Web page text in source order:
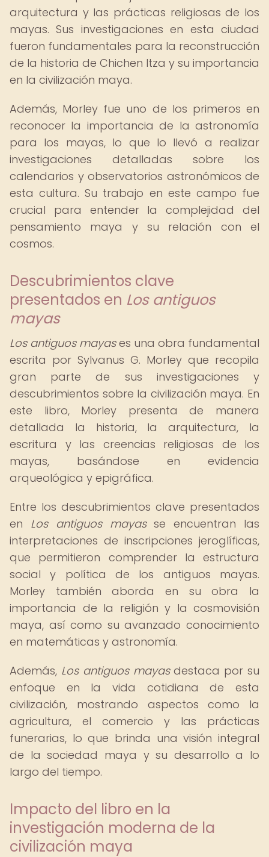
arquitectura y las prácticas religiosas de los
mayas. Sus investigaciones en esta ciudad
fueron fundamentales para la reconstrucción
de la historia de Chichen Itza y su importancia
en la civilización maya.
Además, Morley fue uno de los primeros en
reconocer la importancia de la astronomía
para los mayas, lo que lo llevó a realizar
investigaciones detalladas sobre los
calendarios y observatorios astronómicos de
esta cultura. Su trabajo en este campo fue
crucial para entender la complejidad del
pensamiento maya y su relación con el
cosmos.
Descubrimientos clave
presentados en Los antiguos
mayas
Los antiguos mayases una obra fundamental
escrita por Sylvanus G. Morley que recopila
gran parte de sus investigaciones y
descubrimientos sobre la civilización maya. En
este libro, Morley presenta de manera
detallada la historia, la arquitectura, la
escritura y las creencias religiosas de los
mayas, basándose en evidencia
arqueológica y epigráfica.
Entre los descubrimientos clave presentados
en Los antiguos mayasse encuentran las
interpretaciones de inscripciones jeroglíficas,
que permitieron comprender la estructura
social y política de los antiguos mayas.
Morley también aborda en su obra la
importancia de la religión y la cosmovisión
maya, así como su avanzado conocimiento
en matemáticas y astronomía.
Además, Los antiguos mayasdestaca por su
enfoque en la vida cotidiana de esta
civilización, mostrando aspectos como la
agricultura, el comercio y las prácticas
funerarias, lo que brinda una visión integral
de la sociedad maya y su desarrollo a lo
largo del tiempo.
Impacto del libro en la
investigación moderna de la
civilización maya